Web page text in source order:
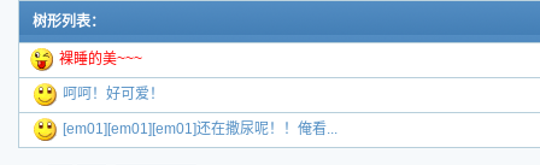
树形列表：
裸睡的美~~~
呵呵！好可爱！
[em01][em01][em01]还在撒尿呢！！俺看...